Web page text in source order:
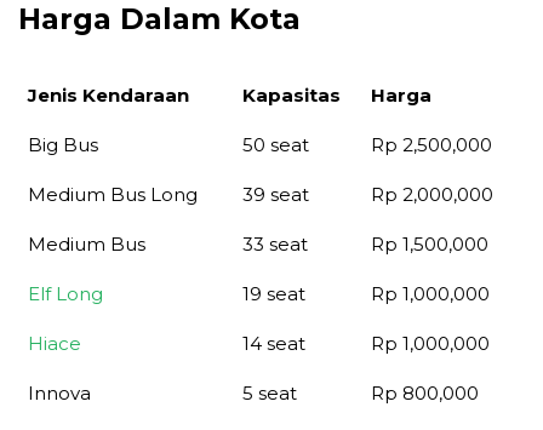
Harga Dalam Kota
Jenis Kendaraan Kapasitas
Harga
Jenis Kendaraan
Kapasitas Harga
Big Bus 50 seat Rp 2,500,000
Medium Bus Long 39 seat Rp 2,000,000
Medium Bus 33 seat Rp 1,500,000
Elf Long 19 seat Rp 1,000,000
Hiace 14 seat Rp 1,000,000
Innova 5 seat Rp 800,000